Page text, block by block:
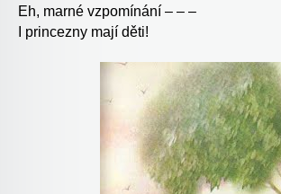
Eh, marné vzpomínání – – –
I princezny mají děti!